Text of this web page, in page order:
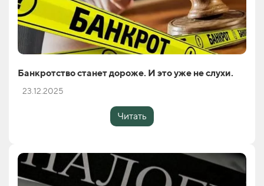
Банкротство станет дороже. И это уже не слухи.
23.12.2025
Читать